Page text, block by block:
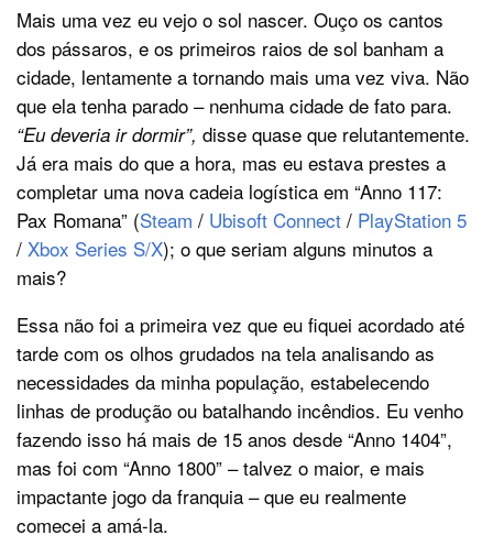
Mais uma vez eu vejo o sol nascer. Ouço os cantos
dos pássaros, e os primeiros raios de sol banham a
cidade, lentamente a tornando mais uma vez viva. Não
que ela tenha parado – nenhuma cidade de fato para.
“Eu deveria ir dormir”, disse quase que relutantemente.
Já era mais do que a hora, mas eu estava prestes a
completar uma nova cadeia logística em “Anno 117:
Pax Romana” (Steam / Ubisoft Connect / PlayStation 5
/ Xbox Series S/X); o que seriam alguns minutos a
mais?
Essa não foi a primeira vez que eu fiquei acordado até
tarde com os olhos grudados na tela analisando as
necessidades da minha população, estabelecendo
linhas de produção ou batalhando incêndios. Eu venho
fazendo isso há mais de 15 anos desde “Anno 1404”,
mas foi com “Anno 1800” – talvez o maior, e mais
impactante jogo da franquia – que eu realmente
comecei a amá-la.